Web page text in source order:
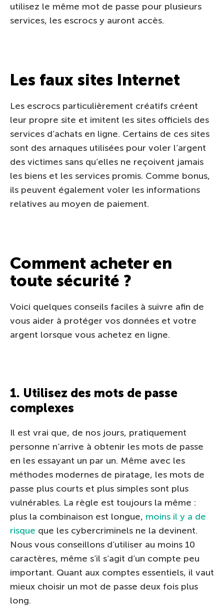
utilisez le même mot de passe pour plusieurs
services, les escrocs y auront accès.
Les faux sites Internet
Les escrocs particulièrement créatifs créent
leur propre site et imitent les sites officiels des
services d’achats en ligne. Certains de ces sites
sont des arnaques utilisées pour voler l’argent
des victimes sans qu’elles ne reçoivent jamais
les biens et les services promis. Comme bonus,
ils peuvent également voler les informations
relatives au moyen de paiement.
Comment acheter en
toute sécurité ?
Voici quelques conseils faciles à suivre afin de
vous aider à protéger vos données et votre
argent lorsque vous achetez en ligne.
1. Utilisez des mots de passe
complexes
Il est vrai que, de nos jours, pratiquement
personne n’arrive à obtenir les mots de passe
en les essayant un par un. Même avec les
méthodes modernes de piratage, les mots de
passe plus courts et plus simples sont plus
vulnérables. La règle est toujours la même :
plus la combinaison est longue, moins il y a de
risque que les cybercriminels ne la devinent.
Nous vous conseillons d’utiliser au moins 10
caractères, même s’il s’agit d’un compte peu
important. Quant aux comptes essentiels, il vaut
mieux choisir un mot de passe deux fois plus
long.